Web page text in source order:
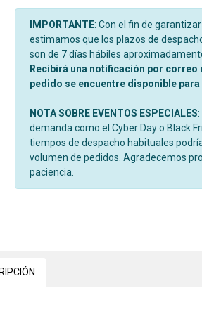
IMPORTANTE: Con el fin de
estimamos que los plazos de
son de 7 días hábiles
Recibirá una notificación por
pedido se encuentre disponible
NOTA SOBRE EVENTOS ESPECIALES
demanda como el Cyber Day o Black
tiempos de despacho habituales
volumen de pedidos. Agradecemos
paciencia.